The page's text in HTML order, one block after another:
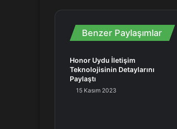
Benzer Paylaşımlar
Honor Uydu İletişim
Teknolojisinin Detaylarını
Paylaştı
15 Kasım 2023